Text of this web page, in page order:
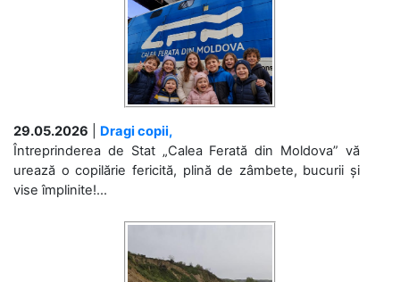
29.05.2026
Dragi copii,
Întreprinderea de Stat „Calea Ferată din Moldova” vă
urează o copilărie fericită, plină de zâmbete, bucurii și
vise împlinite!...